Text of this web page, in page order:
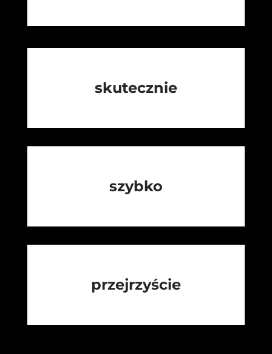
skutecznie
szybko
przejrzyście